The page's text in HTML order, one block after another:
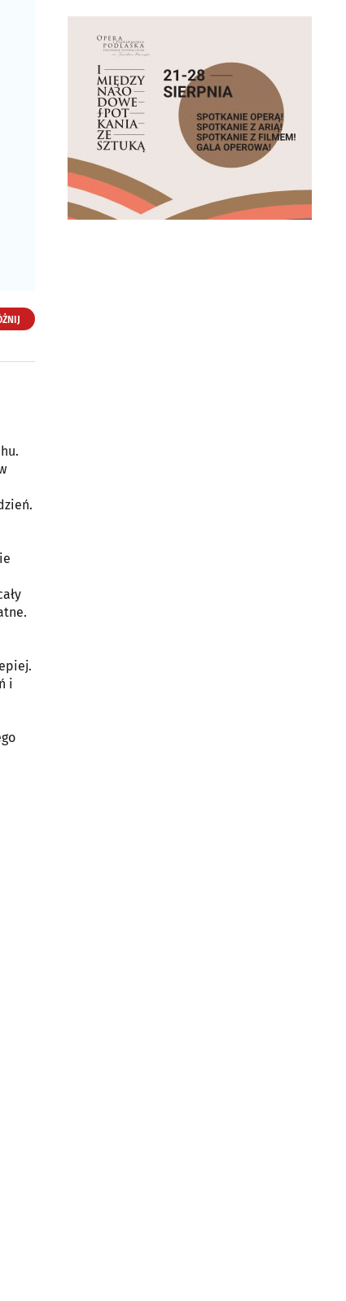
i
ACS Audika Spółka z
ul. Słonimska 15/1
15-028 Białystok